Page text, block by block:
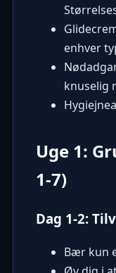
enhver
knuselig
Uge 1:
1-7)
Dag 1-2:
Bær kun